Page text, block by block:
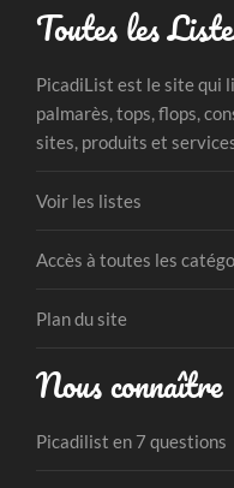
Toutes les
PicadiList est le site qui
palmarès, tops, flops,
sites, produits et
Voir les listes
Accès à toutes les
Plan du site
Nous connaître
Picadilist en 7 questions